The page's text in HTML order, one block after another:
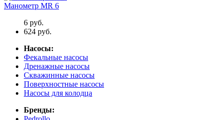
Манометр MR 6
6 руб.
624 руб.
Насосы:
Фекальные насосы
Дренажные насосы
Скважинные насосы
Поверхностные насосы
Насосы для колодца
Бренды: